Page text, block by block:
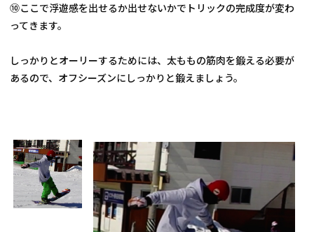
⑩ここで浮遊感を出せるか出せないかでトリックの完成度が変わ
ってきます。
しっかりとオーリーするためには、太ももの筋肉を鍛える必要が
あるので、オフシーズンにしっかりと鍛えましょう。